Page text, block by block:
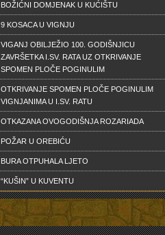
BOŽIĆNI DOMJENAK U KUĆIŠTU
9 KOSACA U VIGNJU
VIGANJ OBILJEŽIO 100. GODIŠNJICU
ZAVRŠETKA I.SV. RATA UZ OTKRIVANJE
SPOMEN PLOČE POGINULIM
OTKRIVANJE SPOMEN PLOČE POGINULIM
VIGNJANIMA U I.SV. RATU
OTKAZANA OVOGODIŠNJA ROZARIADA
POŽAR U OREBIĆU
BURA OTPUHALA LJETO
“KUŠIN” U KUVENTU